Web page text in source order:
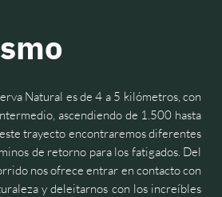
Natural es de 4 a 5 kilómetros, con
ascendiendo de 1.500 hasta
trayecto encontraremos diferentes
de retorno para los fatigados. Del
nos ofrece entrar en contacto con
y deleitarnos con los increíbles